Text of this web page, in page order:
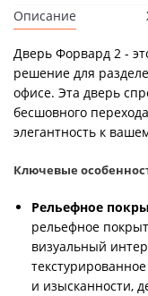
Описание
Дверь Форвард 2 -
решение для
офисе. Эта дверь
бесшовного
элегантность к
Ключевые
Рельефное
рельефное
визуальный
и изысканности,